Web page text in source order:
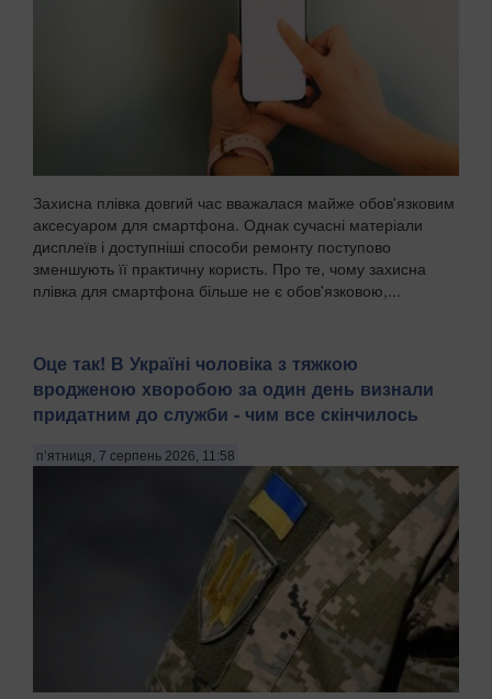
Захисна плівка довгий час вважалася майже обов'язковим
аксесуаром для смартфона. Однак сучасні матеріали
дисплеїв і доступніші способи ремонту поступово
зменшують її практичну користь. Про те, чому захисна
плівка для смартфона більше не є обов'язковою,...
Оце так! В Україні чоловіка з тяжкою
вродженою хворобою за один день визнали
придатним до служби - чим все скінчилось
п’ятниця, 7 серпень 2026, 11:58